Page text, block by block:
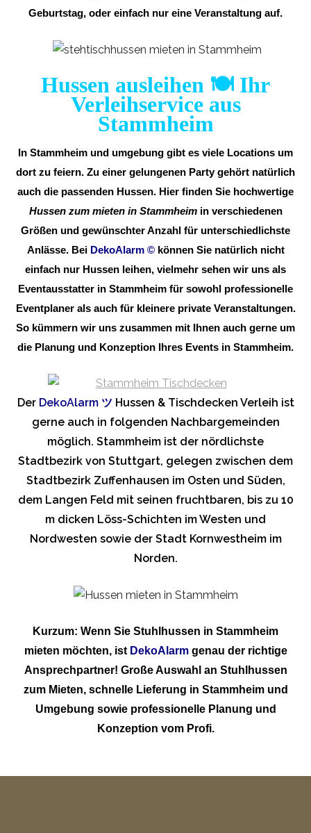
Geburtstag, oder einfach nur eine Veranstaltung auf.
Hussen ausleihen 🍽️ Ihr
Verleihservice aus
Stammheim
In Stammheim und umgebung gibt es viele Locations um
dort zu feiern. Zu einer gelungenen Party gehört natürlich
auch die passenden Hussen. Hier finden Sie hochwertige
Hussen zum mieten in Stammheimin verschiedenen
Größen und gewünschter Anzahl für unterschiedlichste
Anlässe. Bei DekoAlarm © können Sie natürlich nicht
einfach nur Hussen leihen, vielmehr sehen wir uns als
Eventausstatter in Stammheim für sowohl professionelle
Eventplaner als auch für kleinere private Veranstaltungen.
So kümmern wir uns zusammen mit Ihnen auch gerne um
die Planung und Konzeption Ihres Events in Stammheim.
Der DekoAlarm ツ Hussen & Tischdecken Verleih ist
gerne auch in folgenden Nachbargemeinden
möglich. Stammheim ist der nördlichste
Stadtbezirk von Stuttgart, gelegen zwischen dem
Stadtbezirk Zuffenhausen im Osten und Süden,
dem Langen Feld mit seinen fruchtbaren, bis zu 10
m dicken Löss-Schichten im Westen und
Nordwesten sowie der Stadt Kornwestheim im
Norden.
Kurzum: Wenn Sie Stuhlhussen in Stammheim
mieten möchten, ist DekoAlarmgenau der richtige
Ansprechpartner! Große Auswahl an Stuhlhussen
zum Mieten, schnelle Lieferung in Stammheim und
Umgebung sowie professionelle Planung und
Konzeption vom Profi.